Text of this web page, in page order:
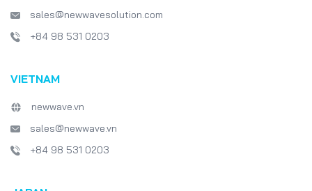
sales@newwavesolution.com
+84 98 531 0203
VIETNAM
newwave.vn
sales@newwave.vn
+84 98 531 0203